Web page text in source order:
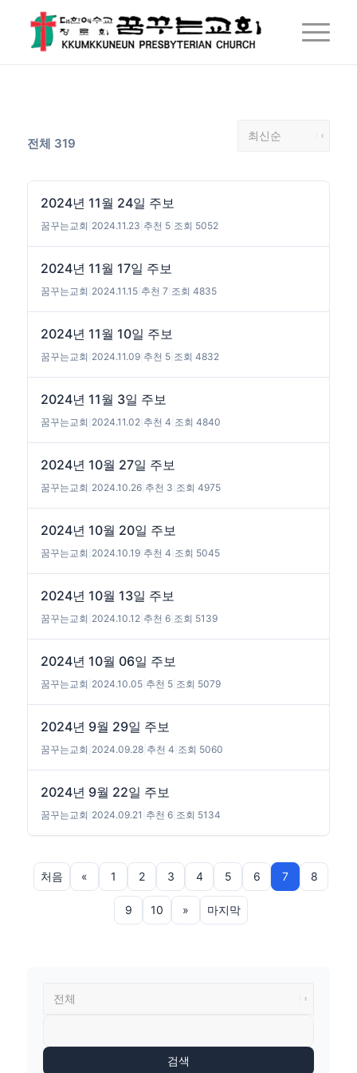
전체 319
2024년 11월 24일 주보
꿈꾸는교회 2024.11.23 추천 5| 조회 5052
2024년 11월 17일 주보
꿈꾸는교회 2024.11.15| 추천 7 조회 4835
2024년 11월 10일 주보
꿈꾸는교회 2024.11.09| 추천 5| 조회 4832
2024년 11월 3일 주보
꿈꾸는교회 2024.11.02| 추천 4 조회 4840
2024년 10월 27일 주보
꿈꾸는교회 2024.10.26| 추천 3 조회 4975
2024년 10월 20일 주보
꿈꾸는교회 2024.10.19| 추천 4 조회 5045
2024년 10월 13일 주보
꿈꾸는교회 2024.10.12| 추천 6| 조회 5139
2024년 10월 06일 주보
꿈꾸는교회 2024.10.05| 추천 5| 조회 5079
2024년 9월 29일 주보
꿈꾸는교회 2024.09.28| 추천 4 조회 5060
2024년 9월 22일 주보
꿈꾸는교회 2024.09.21 추천 6| 조회 5134
처음 « 1 2 3 4 5 6 7 8
9 10 » 마지막
검색